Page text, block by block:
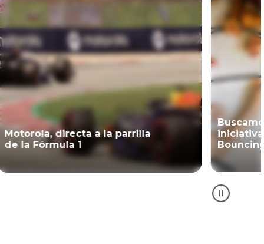
Buscamos cambios con la
iniciativa
Bouncing for Good
Saca a
con